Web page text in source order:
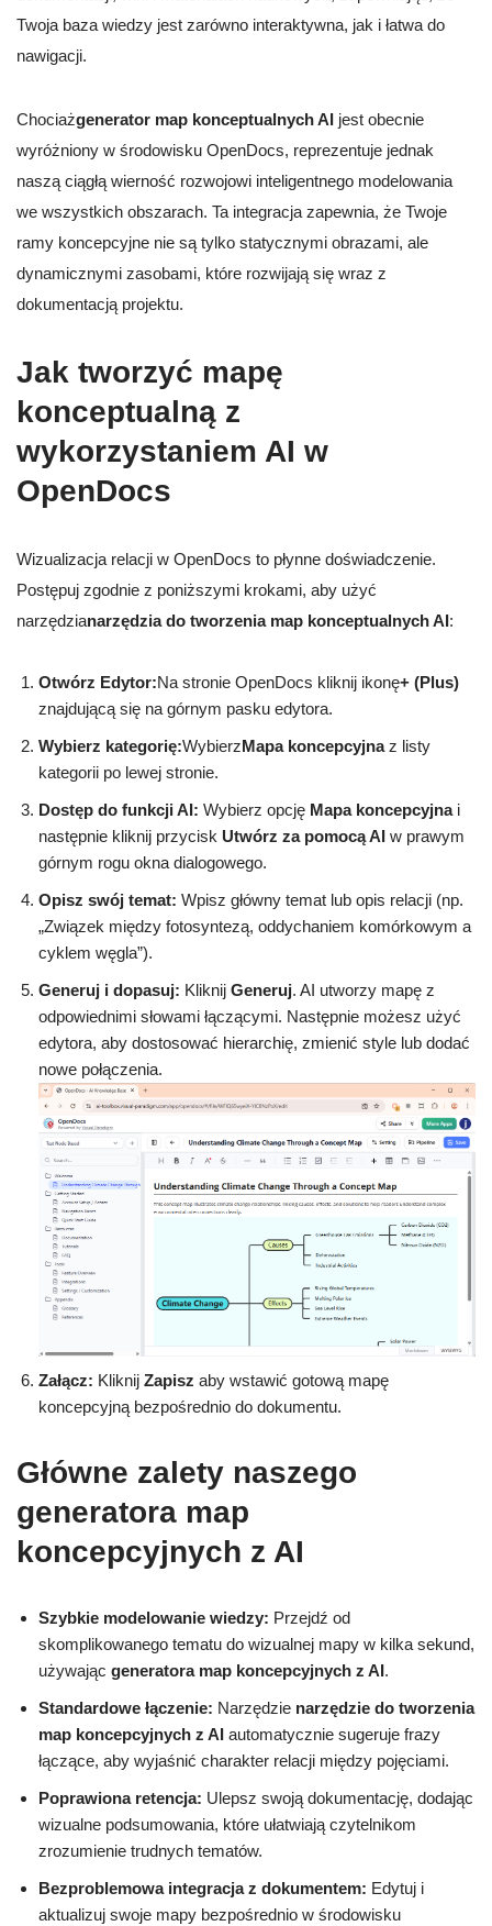
Twoja baza wiedzy jest zarówno interaktywna, jak i łatwa do
nawigacji.
Chociażgenerator map konceptualnych AI jest obecnie
wyróżniony w środowisku OpenDocs, reprezentuje jednak
naszą ciągłą wierność rozwojowi inteligentnego modelowania
we wszystkich obszarach. Ta integracja zapewnia, że Twoje
ramy koncepcyjne nie są tylko statycznymi obrazami, ale
dynamicznymi zasobami, które rozwijają się wraz z
dokumentacją projektu.
Jak tworzyć mapę
konceptualną z
wykorzystaniem AI w
OpenDocs
Wizualizacja relacji w OpenDocs to płynne doświadczenie.
Postępuj zgodnie z poniższymi krokami, aby użyć
narzędzianarzędzia do tworzenia map konceptualnych AI:
Otwórz Edytor:Na stronie OpenDocs kliknij ikonę+ (Plus)
znajdującą się na górnym pasku edytora.
Wybierz kategorię:WybierzMapa koncepcyjnaz listy
kategorii po lewej stronie.
Dostęp do funkcji AI: Wybierz opcję Mapa koncepcyjnai
następnie kliknij przycisk Utwórz za pomocą AI w prawym
górnym rogu okna dialogowego.
Opisz swój temat: Wpisz główny temat lub opis relacji (np.
„Związek między fotosyntezą, oddychaniem komórkowym a
cyklem węgla”).
Generuj i dopasuj: Kliknij Generuj. AI utworzy mapę z
odpowiednimi słowami łączącymi. Następnie możesz użyć
edytora, aby dostosować hierarchię, zmienić style lub dodać
nowe połączenia.
Załącz: Kliknij Zapisz aby wstawić gotową mapę
koncepcyjną bezpośrednio do dokumentu.
Główne zalety naszego
generatora map
koncepcyjnych z AI
Szybkie modelowanie wiedzy: Przejdź od
skomplikowanego tematu do wizualnej mapy w kilka sekund,
używając generatora map koncepcyjnych z AI.
Standardowe łączenie: Narzędzie narzędzie do tworzenia
map koncepcyjnych z AI automatycznie sugeruje frazy
łączące, aby wyjaśnić charakter relacji między pojęciami.
Poprawiona retencja: Ulepsz swoją dokumentację, dodając
wizualne podsumowania, które ułatwiają czytelnikom
zrozumienie trudnych tematów.
Bezproblemowa integracja z dokumentem: Edytuj i
aktualizuj swoje mapy bezpośrednio w środowisku